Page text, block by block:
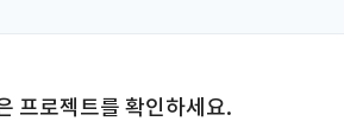
프로젝트를 확인하세요.